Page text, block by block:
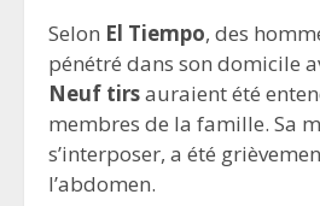
Selon El Tiempo, des
pénétré dans son domicile
Neuf tirsauraient été
membres de la famille. Sa
s’interposer, a été
l’abdomen.